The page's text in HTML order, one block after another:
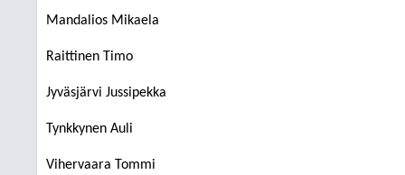
Mandalios Mikaela
Raittinen Timo
Jyväsjärvi Jussipekka
Tynkkynen Auli
Vihervaara Tommi